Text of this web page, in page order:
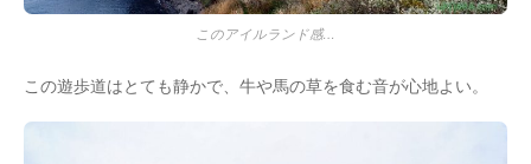
このアイルランド感…
この遊歩道はとても静かで、牛や馬の草を食む音が心地よい。